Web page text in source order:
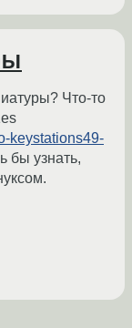
Что-то
keystations49-
бы узнать,